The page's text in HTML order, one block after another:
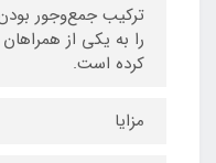
را به یکی از
کرده است.
مزایا